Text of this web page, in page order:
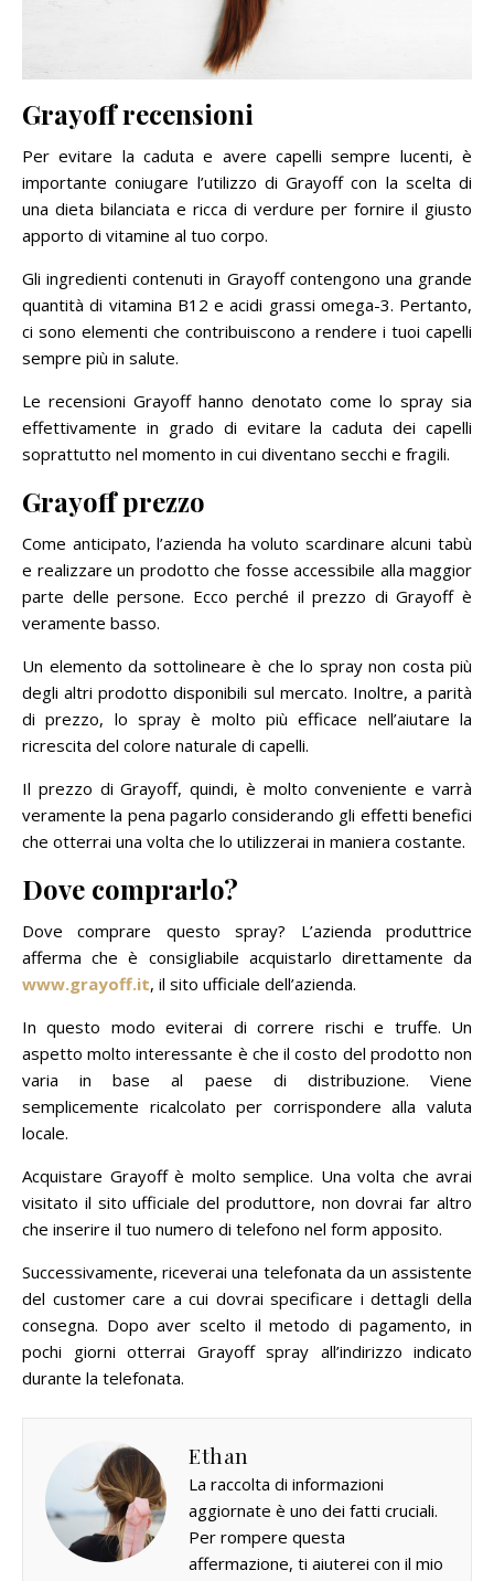
Grayoff recensioni
Per evitare la caduta e avere capelli sempre lucenti, è
importante coniugare l’utilizzo di Grayoff con la scelta di
una dieta bilanciata e ricca di verdure per fornire il giusto
apporto di vitamine al tuo corpo.
Gli ingredienti contenuti in Grayoff contengono una grande
quantità di vitamina B12 e acidi grassi omega-3. Pertanto,
ci sono elementi che contribuiscono a rendere i tuoi capelli
sempre più in salute.
Le recensioni Grayoff hanno denotato come lo spray sia
effettivamente in grado di evitare la caduta dei capelli
soprattutto nel momento in cui diventano secchi e fragili.
Grayoff prezzo
Come anticipato, l’azienda ha voluto scardinare alcuni tabù
e realizzare un prodotto che fosse accessibile alla maggior
parte delle persone. Ecco perché il prezzo di Grayoff è
veramente basso.
Un elemento da sottolineare è che lo spray non costa più
degli altri prodotto disponibili sul mercato. Inoltre, a parità
di prezzo, lo spray è molto più efficace nell’aiutare la
ricrescita del colore naturale di capelli.
Il prezzo di Grayoff, quindi, è molto conveniente e varrà
veramente la pena pagarlo considerando gli effetti benefici
che otterrai una volta che lo utilizzerai in maniera costante.
Dove comprarlo?
Dove comprare questo spray? L’azienda produttrice
afferma che è consigliabile acquistarlo direttamente da
www.grayoff.it, il sito ufficiale dell’azienda.
In questo modo eviterai di correre rischi e truffe. Un
aspetto molto interessante è che il costo del prodotto non
varia in base al paese di distribuzione. Viene
semplicemente ricalcolato per corrispondere alla valuta
locale.
Acquistare Grayoff è molto semplice. Una volta che avrai
visitato il sito ufficiale del produttore, non dovrai far altro
che inserire il tuo numero di telefono nel form apposito.
Successivamente, riceverai una telefonata da un assistente
del customer care a cui dovrai specificare i dettagli della
consegna. Dopo aver scelto il metodo di pagamento, in
pochi giorni otterrai Grayoff spray all’indirizzo indicato
durante la telefonata.
Ethan
La raccolta di informazioni
aggiornate è uno dei fatti cruciali.
Per rompere questa
affermazione, ti aiuterei con il mio